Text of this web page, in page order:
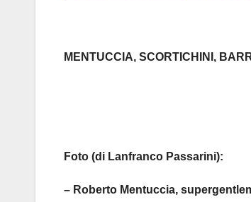
MENTUCCIA, SCORTICHINI,
Foto (di Lanfranco Passarini):
– Roberto Mentuccia,